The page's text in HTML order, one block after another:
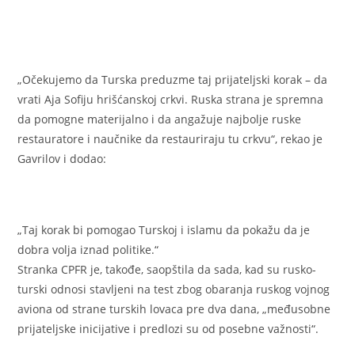
„Očekujemo da Turska preduzme taj prijateljski korak – da
vrati Aja Sofiju hrišćanskoj crkvi. Ruska strana je spremna
da pomogne materijalno i da angažuje najbolje ruske
restauratore i naučnike da restauriraju tu crkvu“, rekao je
Gavrilov i dodao:
„Taj korak bi pomogao Turskoj i islamu da pokažu da je
dobra volja iznad politike.“
Stranka CPFR je, takođe, saopštila da sada, kad su rusko-
turski odnosi stavljeni na test zbog obaranja ruskog vojnog
aviona od strane turskih lovaca pre dva dana, „međusobne
prijateljske inicijative i predlozi su od posebne važnosti“.